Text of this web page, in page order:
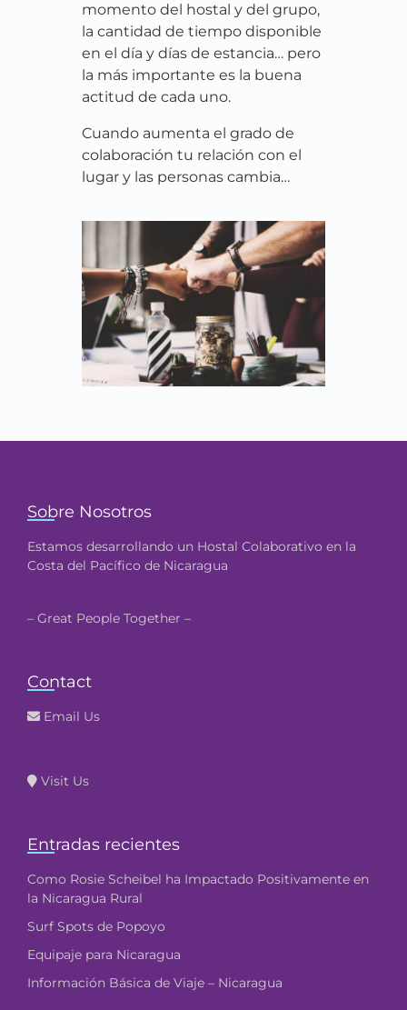
momento del hostal y del grupo,
la cantidad de tiempo disponible
en el día y días de estancia… pero
la más importante es la buena
actitud de cada uno.
Cuando aumenta el grado de
colaboración tu relación con el
lugar y las personas cambia…
Sobre Nosotros
Estamos desarrollando un Hostal Colaborativo en la
Costa del Pacífico de Nicaragua
– Great People Together –
Contact
Email Us
Visit Us
Entradas recientes
Como Rosie Scheibel ha Impactado Positivamente en
la Nicaragua Rural
Surf Spots de Popoyo
Equipaje para Nicaragua
Información Básica de Viaje – Nicaragua